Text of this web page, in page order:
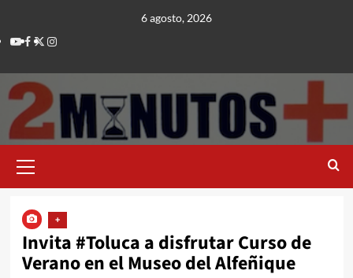
contenido
6 agosto, 2026
Youtube
Facebook
TwitterInstagram
principal
+
Invita #Toluca a disfrutar Curso de
Verano en el Museo del Alfeñique